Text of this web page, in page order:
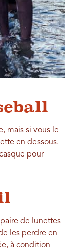
mais si vous le
en dessous.
pour
de lunettes
les perdre en
à condition